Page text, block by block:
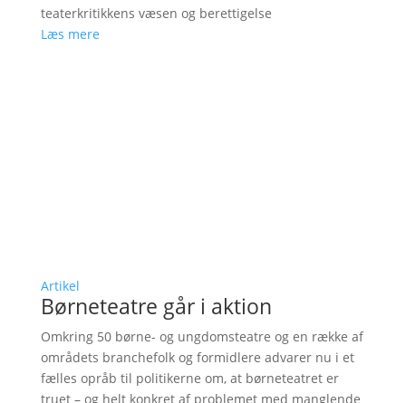
teaterkritikkens væsen og berettigelse
Læs mere
Artikel
Børneteatre går i aktion
Omkring 50 børne- og ungdomsteatre og en række af
områdets branchefolk og formidlere advarer nu i et
fælles opråb til politikerne om, at børneteatret er
truet – og helt konkret af problemet med manglende